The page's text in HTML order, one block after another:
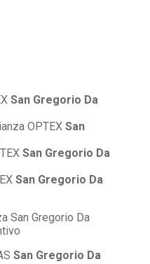
San Gregorio Da
OPTEX San
San Gregorio Da
San Gregorio Da
San Gregorio Da